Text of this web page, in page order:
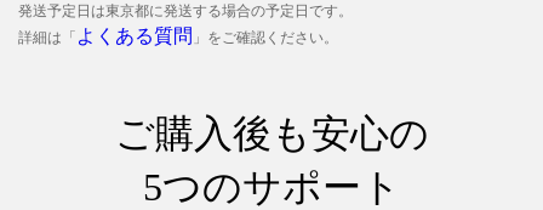
発送予定日は東京都に発送する場合の予定日です。
詳細は「 よくある質問 」をご確認ください。